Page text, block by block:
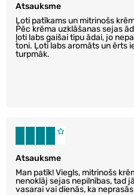
Atsauksme
Ļoti patīkams un mitrinošs
Pēc krēma uzklāšanas sejas
ļoti labs gaišai tipu ādai, jo
toni. Ļoti labs aromāts un ērts
turpmāk.
Atsauksme
Man patīk! Viegls, mitrinošs
nenoklāj sejas nepilnības, tad
vasarai vai dienās, ka